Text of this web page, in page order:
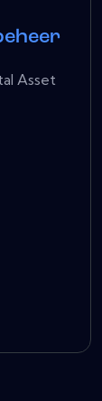
Asset